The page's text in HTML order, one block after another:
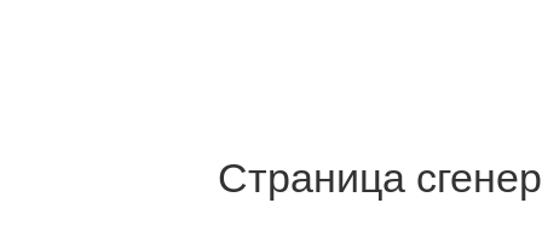
Страница